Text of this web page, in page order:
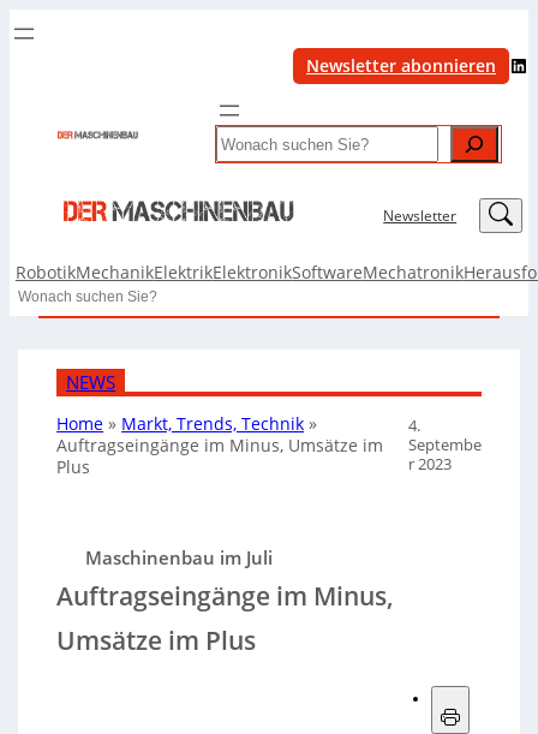
Newsletter abonnieren LinkedIn
Search
Newsletter LinkedIn
RobotikMechanikElektrikElektronikSoftwareMechatronik
Search
NEWS
Home » Markt, Trends, Technik »
Auftragseingänge im Minus, Umsätze im
Plus
4.
Septembe
r 2023
Maschinenbau im Juli
Auftragseingänge im Minus,
Umsätze im Plus